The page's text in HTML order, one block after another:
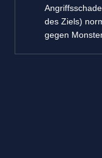
des Ziels)
gegen